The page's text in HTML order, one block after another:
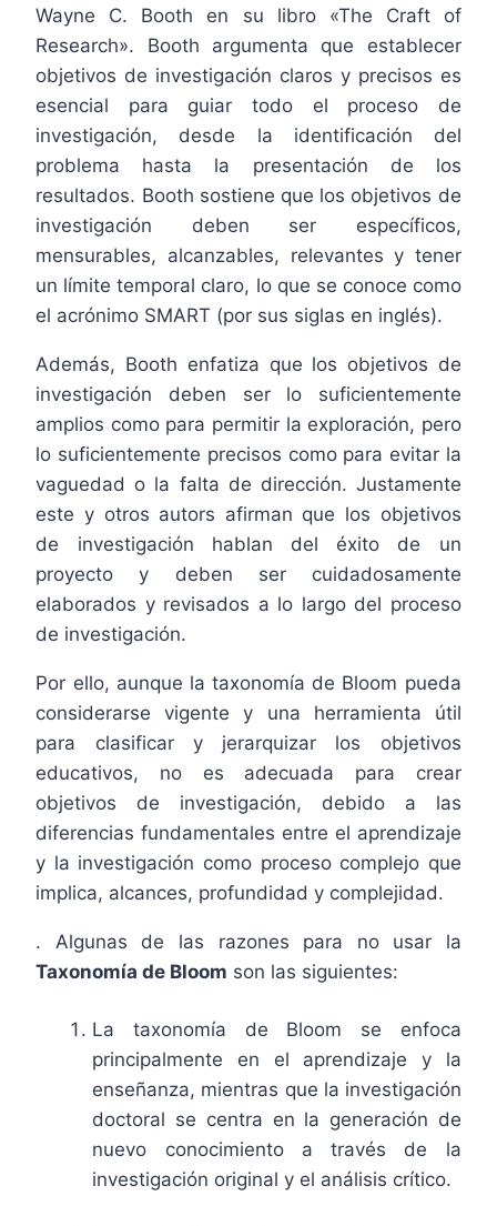
Wayne C. Booth en su libro «The Craft of
Research». Booth argumenta que establecer
objetivos de investigación claros y precisos es
esencial para guiar todo el proceso de
investigación, desde la identificación del
problema hasta la presentación de los
resultados. Booth sostiene que los objetivos de
investigación deben ser específicos,
mensurables, alcanzables, relevantes y tener
un límite temporal claro, lo que se conoce como
el acrónimo SMART (por sus siglas en inglés).
Además, Booth enfatiza que los objetivos de
investigación deben ser lo suficientemente
amplios como para permitir la exploración, pero
lo suficientemente precisos como para evitar la
vaguedad o la falta de dirección. Justamente
este y otros autors afirman que los objetivos
de investigación hablan del éxito de un
proyecto y deben ser cuidadosamente
elaborados y revisados a lo largo del proceso
de investigación.
Por ello, aunque la taxonomía de Bloom pueda
considerarse vigente y una herramienta útil
para clasificar y jerarquizar los objetivos
educativos, no es adecuada para crear
objetivos de investigación, debido a las
diferencias fundamentales entre el aprendizaje
y la investigación como proceso complejo que
implica, alcances, profundidad y complejidad.
. Algunas de las razones para no usar la
Taxonomía de Bloom son las siguientes:
La taxonomía de Bloom se enfoca
principalmente en el aprendizaje y la
enseñanza, mientras que la investigación
doctoral se centra en la generación de
nuevo conocimiento a través de la
investigación original y el análisis crítico.